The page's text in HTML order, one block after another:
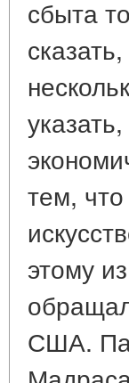
сбыта
тем,
этому
США.